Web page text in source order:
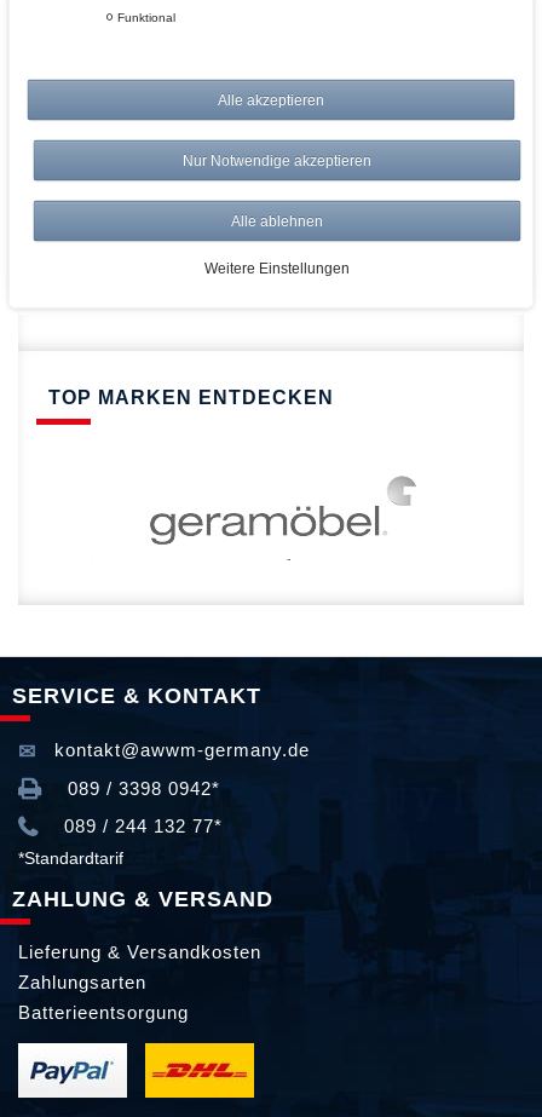
Vom Profi für Profis - Ihre Vorteile
Versandkostenfrei ab 150€
Risikolos: 14 Tage Rückgabe
Über 20.000 Artikel
Schnelle Lieferung
TOP MARKEN ENTDECKEN
SERVICE & KONTAKT
kontakt@awwm-germany.de
089 / 3398 0942*
089 / 244 132 77*
*Standardtarif
ZAHLUNG & VERSAND
Lieferung & Versandkosten
Zahlungsarten
Batterieentsorgung
Funktional
Alle akzeptieren
Nur Notwendige akzeptieren
Alle ablehnen
Weitere Einstellungen